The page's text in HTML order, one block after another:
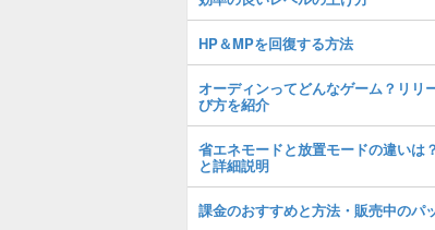
HP＆MPを回復する方法
オーディンってどんなゲーム？リリ
び方を紹介
省エネモードと放置モードの違いは
と詳細説明
課金のおすすめと方法・販売中のパ